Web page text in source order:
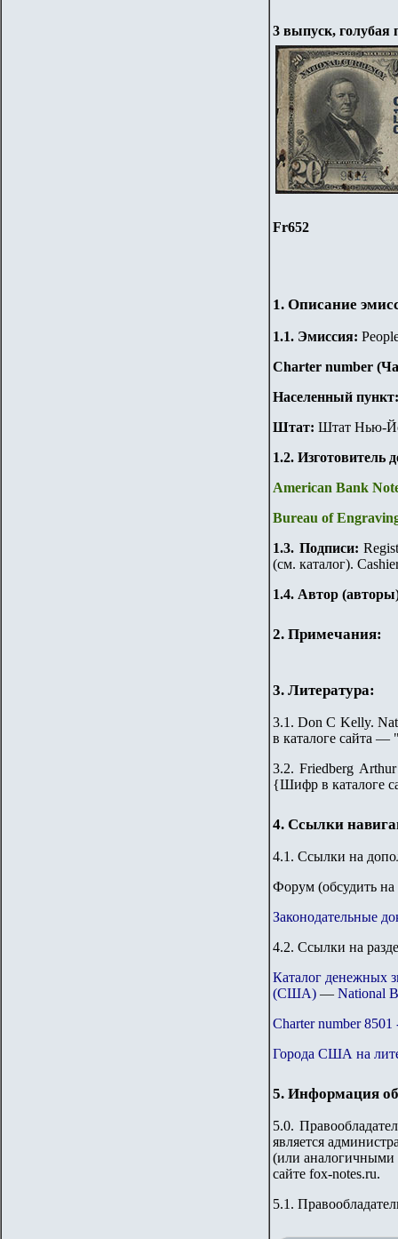
3 выпуск, голубая
Fr652
1. Описание
1.1. Эмиссия:
Charter number
Населенный
Штат: Штат Нью-
1.2. Изготовитель
American Bank
Bureau of
1.3. Подписи:
(см. каталог).
1.4. Автор
2. Примечания:
3. Литература:
3.1.Don C Kelly.
в каталоге сайта —
3.2. Friedberg
{Шифр в каталоге
4. Ссылки
4.1. Ссылки на
Форум (обсудить
Законодательные
4.2. Ссылки на
Каталог денежных
(США) — National
Charter number8501
Города США на
5. Информация
5.0.
является
(или аналогичными
сайте fox-notes.ru.
5.1.